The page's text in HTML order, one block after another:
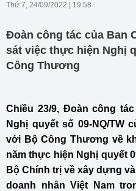
Thứ 7, 24/09/2022 19:58
Đoàn công tác của Ban
sát việc thực hiện Nghị
Công Thương
Chiều 23/9, Đoàn công
Nghị quyết số 09-NQ/TW
với Bộ Công Thương về
năm thực hiện Nghị quyết
Bộ Chính trị về xây dựng
doanh nhân Việt Nam